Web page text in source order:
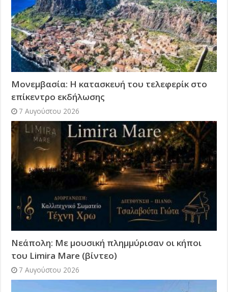
Μονεμβασία: Η κατασκευή του τελεφερίκ στο
επίκεντρο εκδήλωσης
7 Αυγούστου 2026
Νεάπολη: Με μουσική πλημμύρισαν οι κήποι
του Limira Mare (βίντεο)
7 Αυγούστου 2026